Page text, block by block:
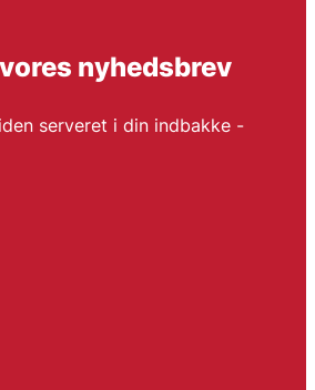
nyhedsbrev
serveret i din indbakke -